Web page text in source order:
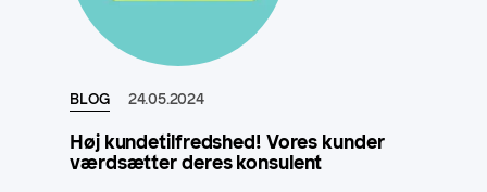
BLOG 24.05.2024
Høj kundetilfredshed! Vores kunder
værdsætter deres konsulent